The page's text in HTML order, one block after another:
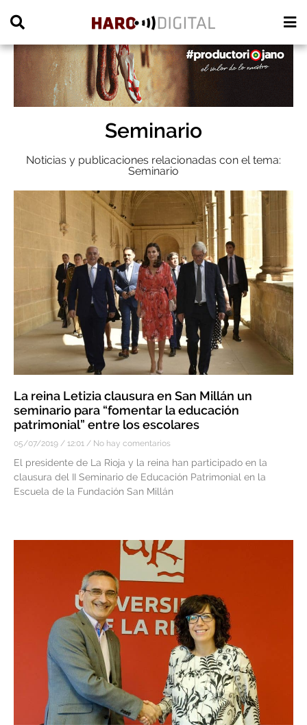
Seminario
Noticias y publicaciones relacionadas con el tema:
Seminario
La reina Letizia clausura en San Millán un
seminario para “fomentar la educación
patrimonial” entre los escolares
05/07/2019 12:01 No hay comentarios
El presidente de La Rioja y la reina han participado en la
clausura del II Seminario de Educación Patrimonial en la
Escuela de la Fundación San Millán